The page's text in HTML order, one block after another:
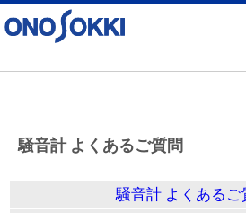
騒音計 よくあるご質問
騒音計 よくあるご